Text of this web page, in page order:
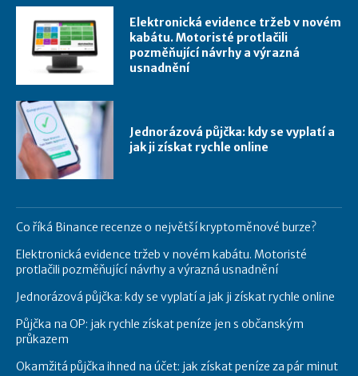
Elektronická evidence tržeb v novém
kabátu. Motoristé protlačili
pozměňující návrhy a výrazná
usnadnění
Jednorázová půjčka: kdy se vyplatí a
jak ji získat rychle online
Co říká Binance recenze o největší kryptoměnové burze?
Elektronická evidence tržeb v novém kabátu. Motoristé
protlačili pozměňující návrhy a výrazná usnadnění
Jednorázová půjčka: kdy se vyplatí a jak ji získat rychle online
Půjčka na OP: jak rychle získat peníze jen s občanským
průkazem
Okamžitá půjčka ihned na účet: jak získat peníze za pár minut